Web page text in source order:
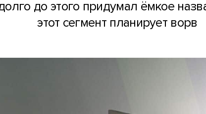
до этого придумал ёмкое
этот сегмент планирует ворв